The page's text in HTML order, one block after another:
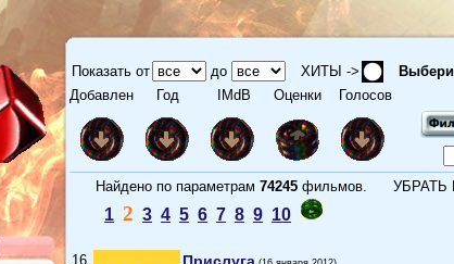
Показать от до ХИТЫ ->
Добавлен Год IMdB Оценки Голосов
Найдено по параметрам 74245 фильмов. УБРАТЬ
1 2 3 4 5 6 7 8 9 10
16.